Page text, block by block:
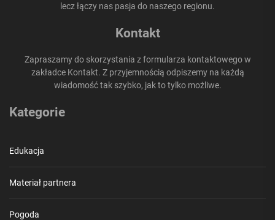
lecz łączy nas pasja do naszego regionu.
Kontakt
Zapraszamy do skorzystania z formularza kontaktowego w
zakładce Kontakt. Z przyjemnością odpiszemy na każdą
wiadomość tak szybko, jak to tylko możliwe.
Kategorie
Edukacja
Materiał partnera
Pogoda